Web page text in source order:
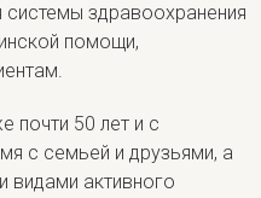
системы здравоохранения
помощи,
почти 50 лет и с
с семьей и друзьями, а
видами активного